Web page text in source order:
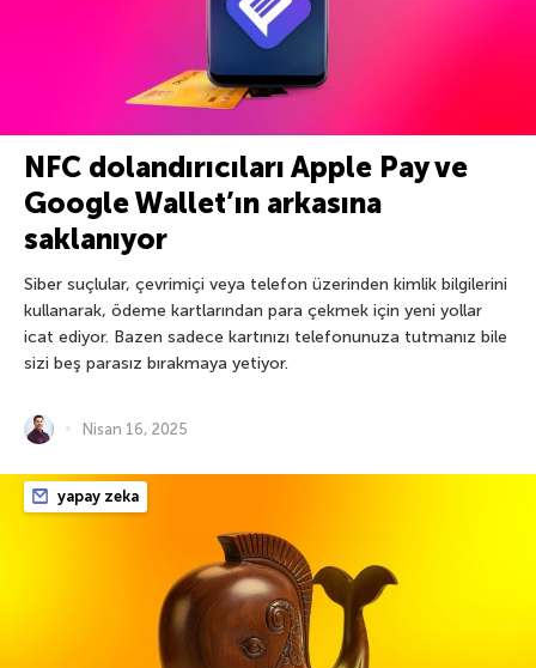
NFC dolandırıcıları Apple Pay ve
Google Wallet’ın arkasına
saklanıyor
Siber suçlular, çevrimiçi veya telefon üzerinden kimlik bilgilerini
kullanarak, ödeme kartlarından para çekmek için yeni yollar
icat ediyor. Bazen sadece kartınızı telefonunuza tutmanız bile
sizi beş parasız bırakmaya yetiyor.
Nisan 16, 2025
yapay zeka